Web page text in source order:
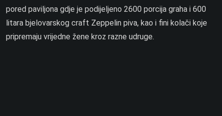
pored paviljona gdje je podijeljeno 2600 porcija graha i 600
litara bjelovarskog craft Zeppelin piva, kao i fini kolači koje
pripremaju vrijedne žene kroz razne udruge.